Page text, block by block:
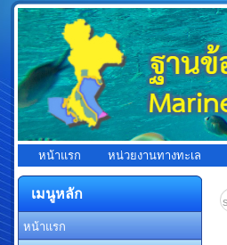
หน้าแรก หน่วยงานทางทะเล
เมนูหลัก
หน้าแรก